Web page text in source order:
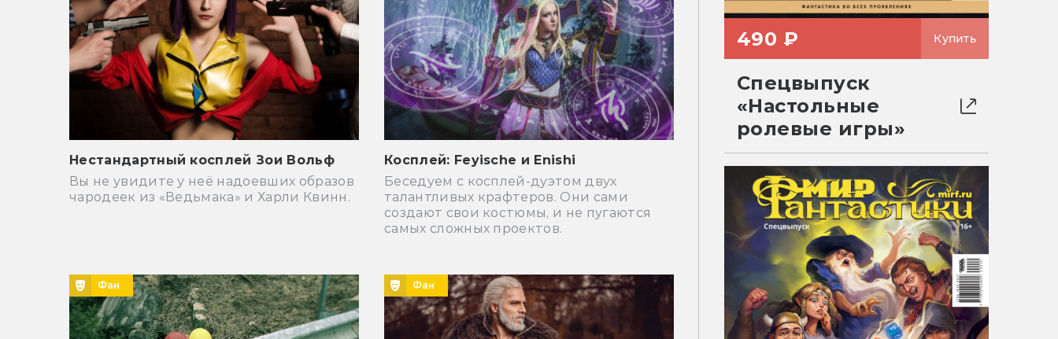
Нестандартный косплей Зои Вольф
Вы не увидите у неё надоевших образов
чародеек из «Ведьмака» и Харли Квинн.
Косплей: Feyische и Enishi
Беседуем с косплей-дуэтом двух
талантливых крафтеров. Они сами
создают свои костюмы, и не пугаются
самых сложных проектов.
Фан Фан
490 ₽ Купить
Спецвыпуск
«Настольные
ролевые игры»